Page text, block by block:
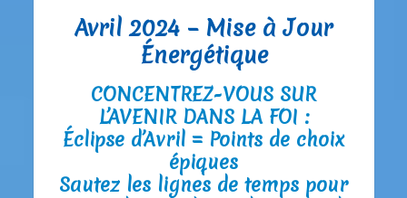
Avril 2024 – Mise à Jour
Énergétique
CONCENTREZ-VOUS SUR
L’AVENIR DANS LA FOI :
Éclipse d’Avril = Points de choix
épiques
Sautez les lignes de temps pour